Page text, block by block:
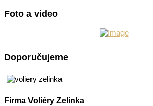
Foto a video
Doporučujeme
Firma Voliéry Zelinka